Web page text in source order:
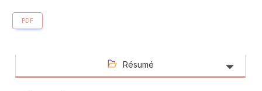
PDF
Résumé